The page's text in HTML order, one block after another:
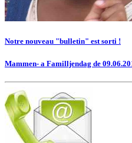
Notre nouveau "bulletin" est sorti !
Mammen- a Familljendag de